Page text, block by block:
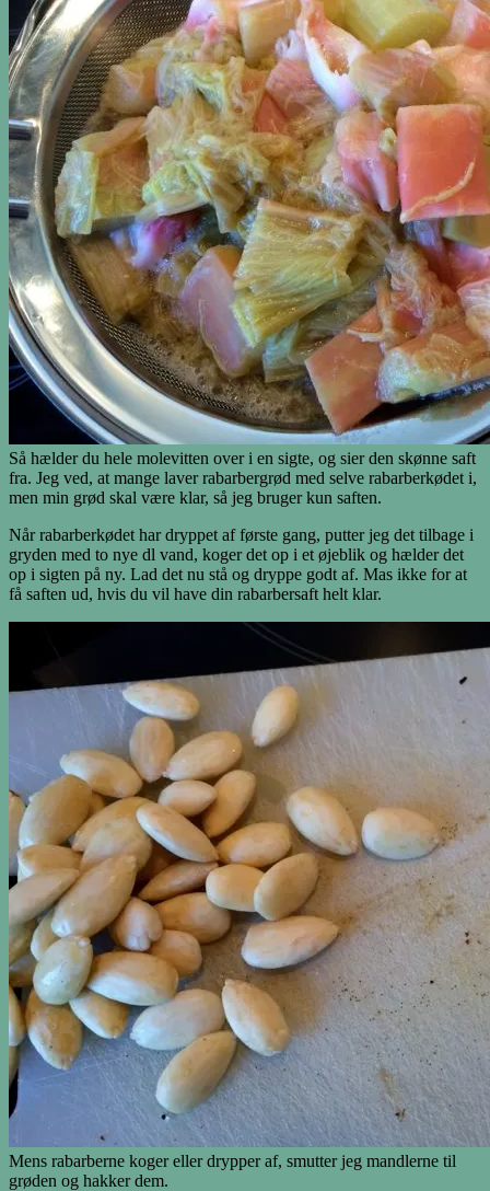
Så hælder du hele molevitten over i en sigte, og sier den skønne saft
fra. Jeg ved, at mange laver rabarbergrød med selve rabarberkødet i,
men min grød skal være klar, så jeg bruger kun saften.
Når rabarberkødet har dryppet af første gang, putter jeg det tilbage i
gryden med to nye dl vand, koger det op i et øjeblik og hælder det
op i sigten på ny. Lad det nu stå og dryppe godt af. Mas ikke for at
få saften ud, hvis du vil have din rabarbersaft helt klar.
Mens rabarberne koger eller drypper af, smutter jeg mandlerne til
grøden og hakker dem.